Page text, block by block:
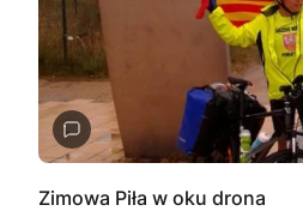
Zimowa Piła w oku drona